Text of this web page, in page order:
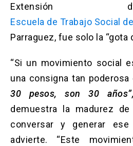
Escuela de Trabajo Social
Parraguez, fue solo la “gota
“Si un movimiento social
una consigna tan
30 pesos, son 30
demuestra la madurez
conversar y generar
advierte. “Este